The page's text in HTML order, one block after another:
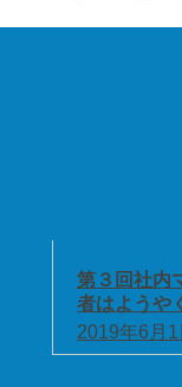
第３回社内
者はようや
2019年6月1